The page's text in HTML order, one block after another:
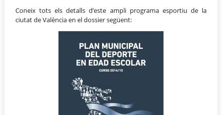
Coneix tots els detalls d’este ampli programa esportiu de la
ciutat de València en el dossier següent: